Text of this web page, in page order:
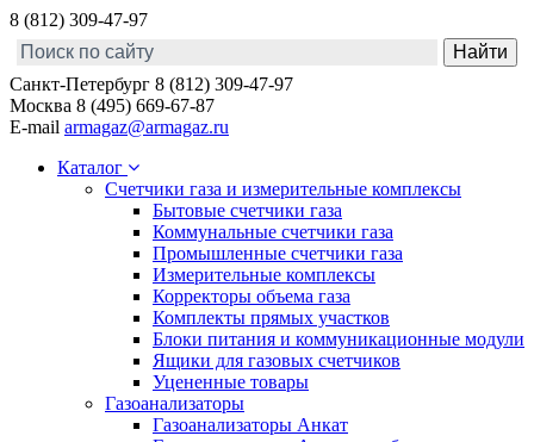
8 (812) 309-47-97
Санкт-Петербург 8 (812) 309-47-97
Москва 8 (495) 669-67-87
E-mail armagaz@armagaz.ru
Каталог
Счетчики газа и измерительные комплексы
Бытовые счетчики газа
Коммунальные счетчики газа
Промышленные счетчики газа
Измерительные комплексы
Корректоры объема газа
Комплекты прямых участков
Блоки питания и коммуникационные модули
Ящики для газовых счетчиков
Уцененные товары
Газоанализаторы
Газоанализаторы Анкат